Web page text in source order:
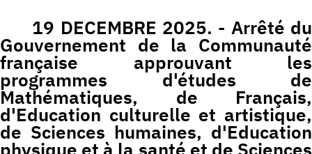
19 DECEMBRE 2025. - Arrêté du
Gouvernement de la Communauté
française approuvant les
programmes d'études de
Mathématiques, de Français,
d'Education culturelle et artistique,
de Sciences humaines, d'Education